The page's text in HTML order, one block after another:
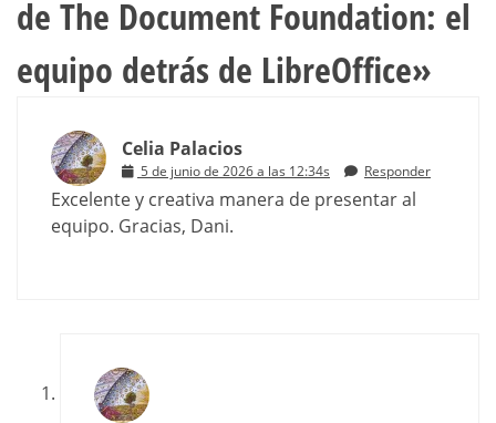
de The Document Foundation: el
equipo detrás de LibreOffice»
Celia Palacios
5 de junio de 2026 a las 12:34s Responder
Excelente y creativa manera de presentar al
equipo. Gracias, Dani.